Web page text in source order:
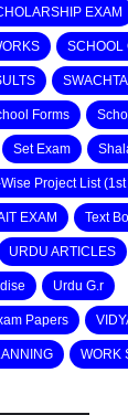
EXAM
SCHOOL
Forms
Set Exam
Project List
EXAM Text
URDU ARTICLES
Urdu G.r
Papers
WORK